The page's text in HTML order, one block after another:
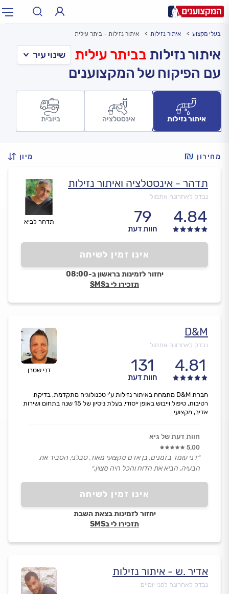
עירעיר: תל אביב, חיפה…
בעלי מקצוע איתור נזילות איתור נזילות - ביתר עילית
איתור נזילות בביתר עילית
עם הפיקוח של המקצוענים
איתור נזילות אינסטלציה ביובית
מחירון מיון
תדהר לביא
תדהר - אינסטלציה ואיתור נזילות
נבדק לאחרונה אתמול
4.84
79
חוות דעת
אינו זמין לשיחה
יחזור לזמינות בראשון ב-08:00
תזכירו לי בSMS
דני שטרן
D&M
נבדק לאחרונה אתמול
4.81
131
חוות דעת
אינו זמין לשיחה
יחזור לזמינות בצאת השבת
תזכירו לי בSMS
חברת D&M מתמחה באיתור נזילות ע'י טכנולוגיה מתקדמת, בדיקת
רטיבות, טיפול וייבוש באופן ייסודי. בעלת ניסיון של 15 שנה בתחום ושירות
אדיב, מקצועי...
חוות דעת של גיא
5.00
״דני עומד בזמנים, בן אדם מקצועי מאוד, סבלני, הסביר את
הבעיה, הביא את הדוח והכל היה מצוין.״
אדיר .ש - איתור נזילות
נבדק לאחרונה לפני יומיים